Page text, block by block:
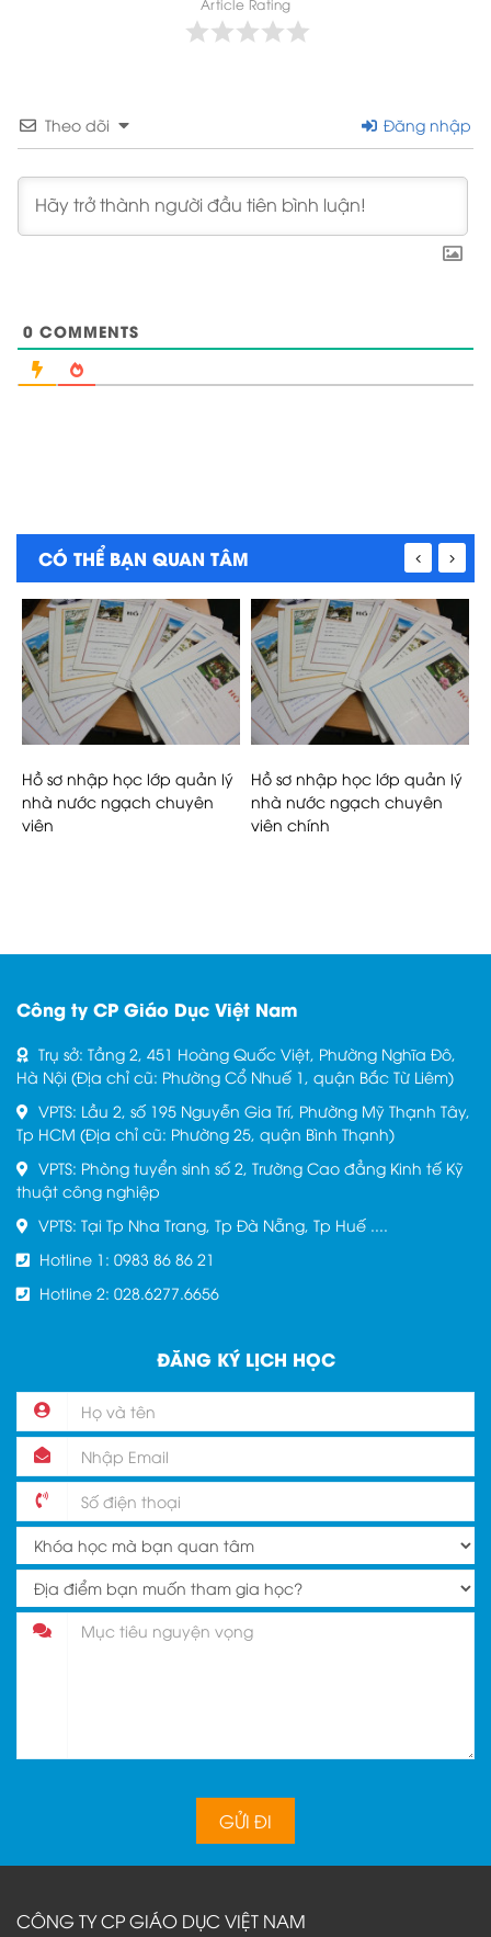
Article Rating
Theo dõi Đăng nhập
0 COMMENTS
CÓ THỂ BẠN QUAN TÂM
Hồ sơ nhập học lớp quản lý
nhà nước ngạch chuyên
viên
Hồ sơ nhập học lớp quản lý
nhà nước ngạch chuyên
viên chính
Công ty CP Giáo Dục Việt Nam
Trụ sở: Tầng 2, 451 Hoàng Quốc Việt, Phường Nghĩa Đô,
Hà Nội (Địa chỉ cũ: Phường Cổ Nhuế 1, quận Bắc Từ Liêm)
VPTS: Lầu 2, số 195 Nguyễn Gia Trí, Phường Mỹ Thạnh Tây,
Tp HCM (Địa chỉ cũ: Phường 25, quận Bình Thạnh)
VPTS: Phòng tuyển sinh số 2, Trường Cao đẳng Kinh tế Kỹ
thuật công nghiệp
VPTS: Tại Tp Nha Trang, Tp Đà Nẵng, Tp Huế ....
Hotline 1: 0983 86 86 21
Hotline 2: 028.6277.6656
ĐĂNG KÝ LỊCH HỌC
CÔNG TY CP GIÁO DỤC VIỆT NAM